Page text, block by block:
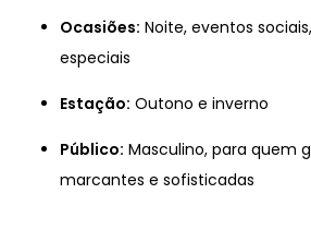
Ocasiões: Noite, eventos
especiais
Estação: Outono e inverno
Público: Masculino, para quem
marcantes e sofisticadas